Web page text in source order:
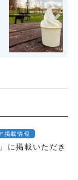
掲載情報
に掲載いただき